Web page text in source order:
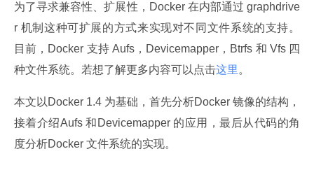
为了寻求兼容性、扩展性，Docker 在内部通过 graphdrive
r 机制这种可扩展的方式来实现对不同文件系统的支持。
目前，Docker 支持 Aufs，Devicemapper，Btrfs 和 Vfs 四
种文件系统。若想了解更多内容可以点击这里 。
本文以Docker 1.4 为基础，首先分析Docker 镜像的结构，
接着介绍Aufs 和Devicemapper 的应用，最后从代码的角
度分析Docker 文件系统的实现。